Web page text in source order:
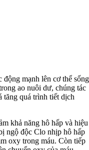
mạnh lên cơ thể sống
ao nuôi dư, chúng tác
tăng quá trình tiết dịch
khả năng hô hấp và hiệu
ngộ độc Clo nhịp hô hấp
oxy trong máu. Còn tiếp